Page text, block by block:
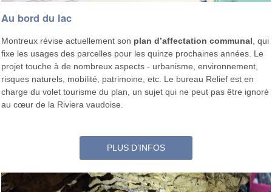
Au bord du lac
Montreux révise actuellement son plan d’affectation communal , qui
fixe les usages des parcelles pour les quinze prochaines années. Le
projet touche à de nombreux aspects - urbanisme, environnement,
risques naturels, mobilité, patrimoine, etc. Le bureau Relief est en
charge du volet tourisme du plan, un sujet qui ne peut pas être ignoré
au cœur de la Riviera vaudoise.
PLUS D’INFOS